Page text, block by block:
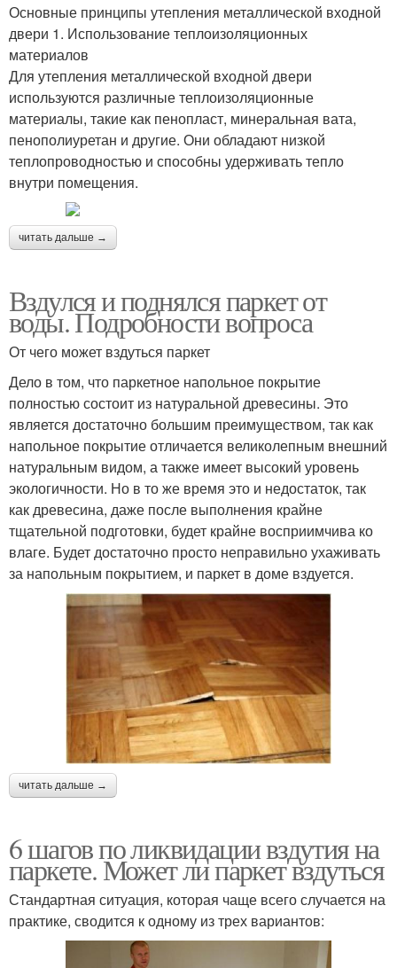
Основные принципы утепления металлической входной
двери 1. Использование теплоизоляционных
материалов
Для утепления металлической входной двери
используются различные теплоизоляционные
материалы, такие как пенопласт, минеральная вата,
пенополиуретан и другие. Они обладают низкой
теплопроводностью и способны удерживать тепло
внутри помещения.
читать дальше →
Вздулся и поднялся паркет от
воды. Подробности вопроса
От чего может вздуться паркет
Дело в том, что паркетное напольное покрытие
полностью состоит из натуральной древесины. Это
является достаточно большим преимуществом, так как
напольное покрытие отличается великолепным внешний
натуральным видом, а также имеет высокий уровень
экологичности. Но в то же время это и недостаток, так
как древесина, даже после выполнения крайне
тщательной подготовки, будет крайне восприимчива ко
влаге. Будет достаточно просто неправильно ухаживать
за напольным покрытием, и паркет в доме вздуется.
читать дальше →
6 шагов по ликвидации вздутия на
паркете. Может ли паркет вздуться
Стандартная ситуация, которая чаще всего случается на
практике, сводится к одному из трех вариантов: